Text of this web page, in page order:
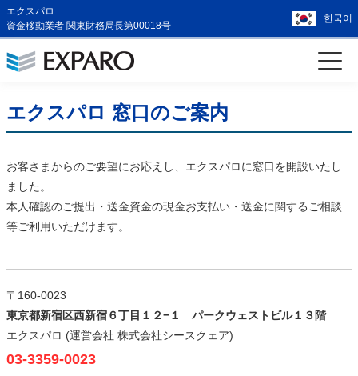
エクスパロ
資金移動業者 関東財務局長第00018号
한국어
エクスパロ 窓口のご案内
お客さまからのご要望にお応えし、エクスパロに窓口を開設いたし
ました。
本人確認のご提出・送金資金の現金お支払い・送金に関するご相談
等ご利用いただけます。
〒160-0023
東京都新宿区西新宿６丁目１２−１ パークウェストビル１３階
エクスパロ (運営会社 株式会社シースクェア)
03-3359-0023